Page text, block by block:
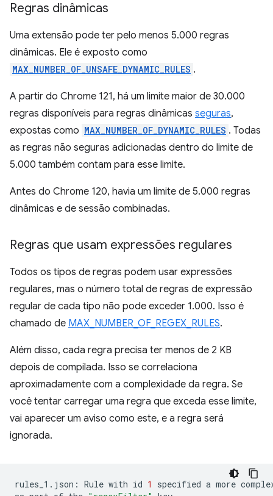
Regras dinâmicas
Uma extensão pode ter pelo menos 5.000 regras
dinâmicas. Ele é exposto como
MAX_NUMBER_OF_UNSAFE_DYNAMIC_RULES .
A partir do Chrome 121, há um limite maior de 30.000
regras disponíveis para regras dinâmicas seguras,
expostas como MAX_NUMBER_OF_DYNAMIC_RULES . Todas
as regras não seguras adicionadas dentro do limite de
5.000 também contam para esse limite.
Antes do Chrome 120, havia um limite de 5.000 regras
dinâmicas e de sessão combinadas.
Regras que usam expressões regulares
Todos os tipos de regras podem usar expressões
regulares, mas o número total de regras de expressão
regular de cada tipo não pode exceder 1.000. Isso é
chamado de MAX_NUMBER_OF_REGEX_RULES.
Além disso, cada regra precisa ter menos de 2 KB
depois de compilada. Isso se correlaciona
aproximadamente com a complexidade da regra. Se
você tentar carregar uma regra que exceda esse limite,
vai aparecer um aviso como este, e a regra será
ignorada.
rules_1.json: Rule with id 1 specified a more